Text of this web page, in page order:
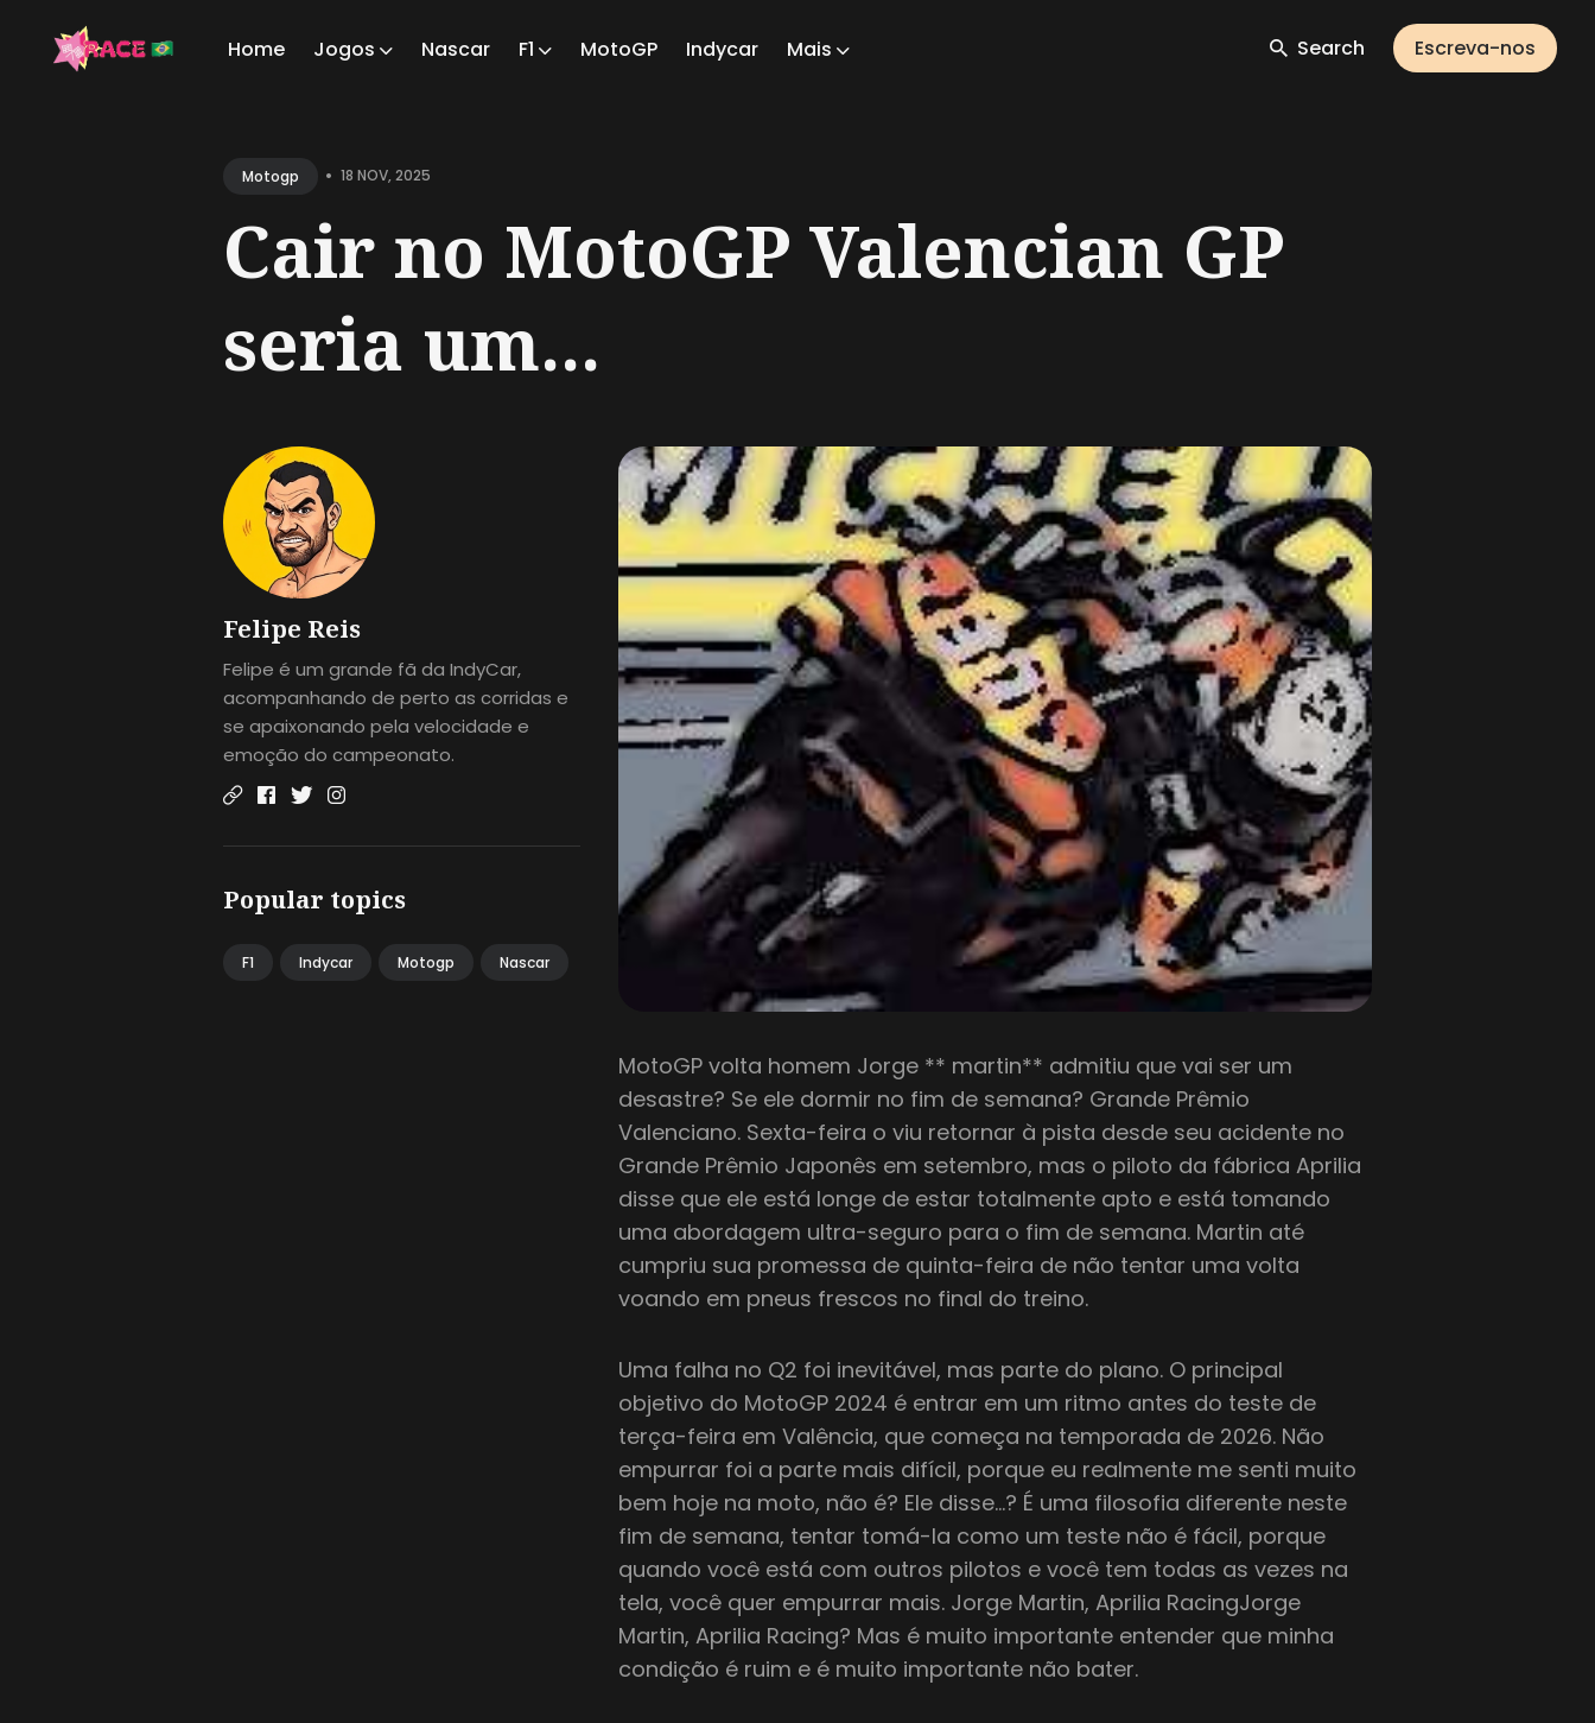
Home Jogos Nascar F1 MotoGP Indycar Mais Search Escreva-nos
Motogp • 18 NOV, 2025
Cair no MotoGP Valencian GP
seria um...
Felipe Reis
Felipe é um grande fã da IndyCar,
acompanhando de perto as corridas e
se apaixonando pela velocidade e
emoção do campeonato.
Popular topics
F1 Indycar Motogp Nascar
MotoGP volta homem Jorge ** martin** admitiu que vai ser um
desastre? Se ele dormir no fim de semana? Grande Prêmio
Valenciano. Sexta-feira o viu retornar à pista desde seu acidente no
Grande Prêmio Japonês em setembro, mas o piloto da fábrica Aprilia
disse que ele está longe de estar totalmente apto e está tomando
uma abordagem ultra-seguro para o fim de semana. Martin até
cumpriu sua promessa de quinta-feira de não tentar uma volta
voando em pneus frescos no final do treino.
Uma falha no Q2 foi inevitável, mas parte do plano. O principal
objetivo do MotoGP 2024 é entrar em um ritmo antes do teste de
terça-feira em Valência, que começa na temporada de 2026. Não
empurrar foi a parte mais difícil, porque eu realmente me senti muito
bem hoje na moto, não é? Ele disse…? É uma filosofia diferente neste
fim de semana, tentar tomá-la como um teste não é fácil, porque
quando você está com outros pilotos e você tem todas as vezes na
tela, você quer empurrar mais. Jorge Martin, Aprilia RacingJorge
Martin, Aprilia Racing? Mas é muito importante entender que minha
condição é ruim e é muito importante não bater.